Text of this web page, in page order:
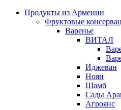
Продукты из Армении
Фруктовые
Варенье
ВИТАЛ
Иджеван
Ноян
Шамб
Сады
Агроянс